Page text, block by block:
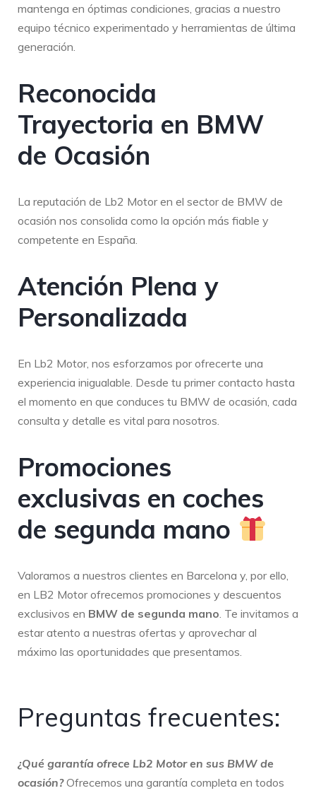
mantenga en óptimas condiciones, gracias a nuestro
equipo técnico experimentado y herramientas de última
generación.
Reconocida
Trayectoria en BMW
de Ocasión
La reputación de Lb2 Motor en el sector de BMW de
ocasión nos consolida como la opción más fiable y
competente en España.
Atención Plena y
Personalizada
En Lb2 Motor, nos esforzamos por ofrecerte una
experiencia inigualable. Desde tu primer contacto hasta
el momento en que conduces tu BMW de ocasión, cada
consulta y detalle es vital para nosotros.
Promociones
exclusivas en coches
de segunda mano
Valoramos a nuestros clientes en Barcelona y, por ello,
en LB2 Motor ofrecemos promociones y descuentos
exclusivos en BMW de segunda mano. Te invitamos a
estar atento a nuestras ofertas y aprovechar al
máximo las oportunidades que presentamos.
Preguntas frecuentes:
¿Qué garantía ofrece Lb2 Motor en sus BMW de
ocasión?Ofrecemos una garantía completa en todos